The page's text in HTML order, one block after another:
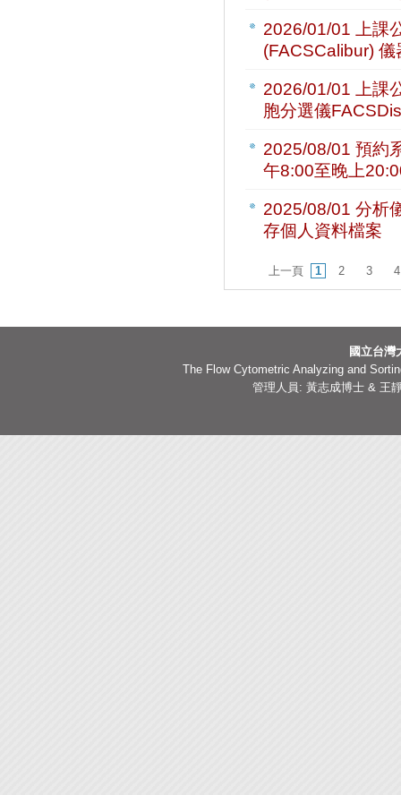
2026/01/01
上
(FACSCalibur)
2026/01/01
上課
胞分選儀
2025/08/01 預約
午8:00至晚上
2025/08/01 分析
存個人資料檔案
上一頁 1 2 3 4
國立台灣
The Flow Cytometric Analyzing and
管理人員: 黃志成博士 & 王